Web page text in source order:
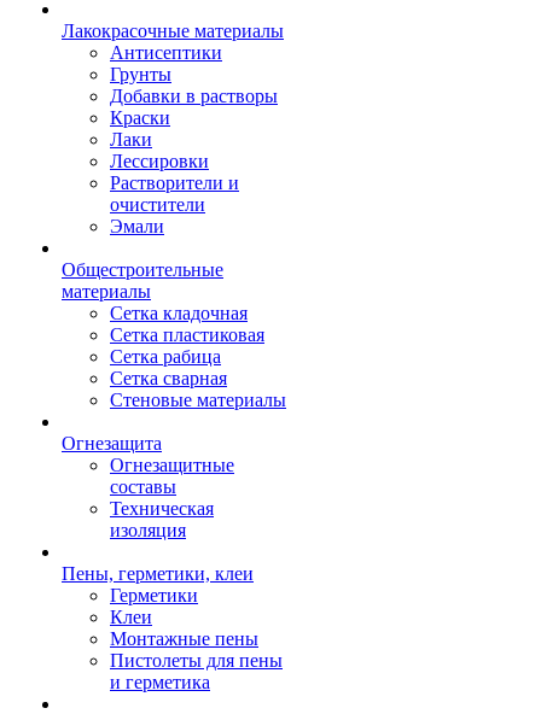
Лакокрасочные материалы
Антисептики
Грунты
Добавки в растворы
Краски
Лаки
Лессировки
Растворители и
очистители
Эмали
Общестроительные
материалы
Сетка кладочная
Сетка пластиковая
Сетка рабица
Сетка сварная
Стеновые материалы
Огнезащита
Огнезащитные
составы
Техническая
изоляция
Пены, герметики, клеи
Герметики
Клеи
Монтажные пены
Пистолеты для пены
и герметика